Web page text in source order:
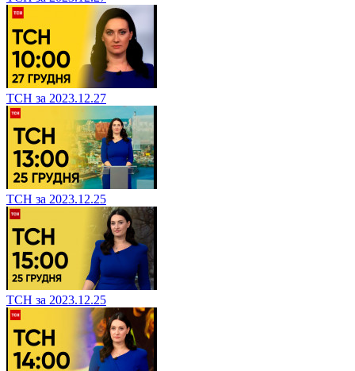
ТСН за 2023.12.27
ТСН за 2023.12.25
ТСН за 2023.12.25